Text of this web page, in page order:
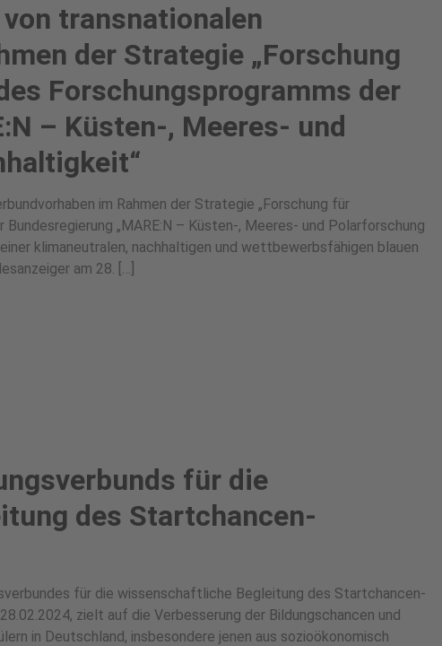
transnationalen
der Strategie „Forschung
Forschungsprogramms der
– Küsten-, Meeres- und
im Rahmen der Strategie „Forschung für
„MARE:N – Küsten-, Meeres- und Polarforschung
klimaneutralen, nachhaltigen und wettbewerbsfähigen blauen
am 28. […]
für die
des Startchancen-
für die wissenschaftliche Begleitung des Startchancen-
zielt auf die Verbesserung der Bildungschancen und
in Deutschland, insbesondere jenen aus sozioökonomisch